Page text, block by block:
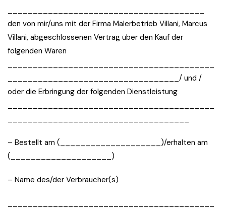
den von mir/uns mit der Firma Malerbetrieb Villani, Marcus
Villani, abgeschlossenen Vertrag über den Kauf der
folgenden Waren
__________________________________/ und /
oder die Erbringung der folgenden Dienstleistung
– Bestellt am (____________________)/erhalten am
(____________________)
– Name des/der Verbraucher(s)